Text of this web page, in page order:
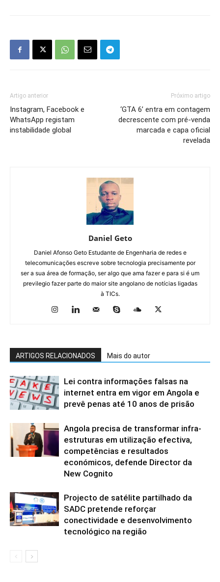
Artigo anterior
Instagram, Facebook e
WhatsApp registam
instabilidade global
Próximo artigo
‘GTA 6’ entra em contagem
decrescente com pré-venda
marcada e capa oficial
revelada
Daniel Geto
Daniel Afonso Geto Estudante de Engenharia de redes e
telecomunicações escreve sobre tecnologia precisamente por
ser a sua área de formação, ser algo que ama fazer e para si é um
previlegio fazer parte do maior site angolano de notícias ligadas
à TICs.
ARTIGOS RELACIONADOS Mais do autor
Lei contra informações falsas na
internet entra em vigor em Angola e
prevê penas até 10 anos de prisão
Angola precisa de transformar infra-
estruturas em utilização efectiva,
competências e resultados
económicos, defende Director da
New Cognito
Projecto de satélite partilhado da
SADC pretende reforçar
conectividade e desenvolvimento
tecnológico na região